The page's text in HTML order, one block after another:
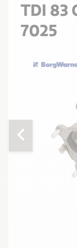
TDI 83
7025
chevron_left